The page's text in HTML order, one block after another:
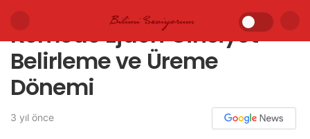
Komodo Ejderi Cinsiyet
Belirleme ve Üreme
Dönemi
3 yıl önce